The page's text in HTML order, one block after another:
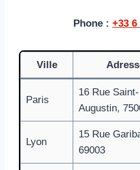
Phone : +33 6
Ville
Paris
16 Rue Saint-
Augustin,
Lyon
15 Rue
69003